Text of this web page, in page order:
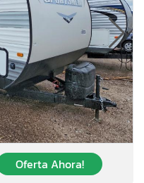
Oferta Ahora!